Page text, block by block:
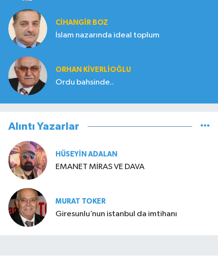
CIHANGIR BOZ
İslam nazarında ideal toplum
ORHAN KIVERLIOĞLU
Ordu bahsinde..
Alıntı Yazarlar
HÜSEYIN ADALAN
EMANET MİRAS VE DAVA
MURAT TOKER
Giresunlu’nun istanbul da imtihanı